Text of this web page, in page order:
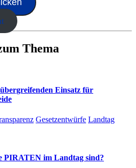
Thema
Einsatz für
Gesetzentwürfe Landtag
PIRATEN im Landtag sind?